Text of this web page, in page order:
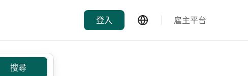
登入 雇主平台
搜尋